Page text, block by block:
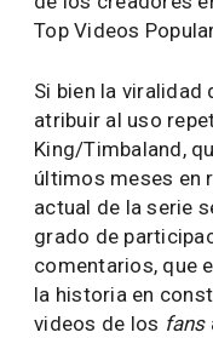
Top Videos
Si bien la viralidad
atribuir al uso
King/Timbaland,
últimos meses en
actual de la serie
grado de
comentarios, que
la historia en
videos de los fans